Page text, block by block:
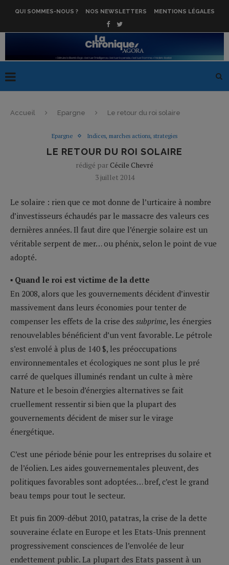
QUI SOMMES-NOUS ? NOS NEWSLETTERS MENTIONS LÉGALES
Accueil Epargne Le retour du roi solaire
Epargne Indices, marches actions, strategies
LE RETOUR DU ROI SOLAIRE
rédigé parCécile Chevré
3 juillet 2014
Le solaire : rien que ce mot donne de l’urticaire à nombre
d’investisseurs échaudés par le massacre des valeurs ces
dernières années. Il faut dire que l’énergie solaire est un
véritable serpent de mer… ou phénix, selon le point de vue
adopté.
▪ Quand le roi est victime de la dette
En 2008, alors que les gouvernements décident d’investir
massivement dans leurs économies pour tenter de
compenser les effets de la crise des subprime, les énergies
renouvelables bénéficient d’un vent favorable. Le pétrole
s’est envolé à plus de 140 $, les préoccupations
environnementales et écologiques ne sont plus le pré
carré de quelques illuminés rendant un culte à mère
Nature et le besoin d’énergies alternatives se fait
cruellement ressentir si bien que la plupart des
gouvernements décident de miser sur le virage
énergétique.
C’est une période bénie pour les entreprises du solaire et
de l’éolien. Les aides gouvernementales pleuvent, des
politiques favorables sont adoptées… bref, c’est le grand
beau temps pour tout le secteur.
Et puis fin 2009-début 2010, patatras, la crise de la dette
souveraine éclate en Europe et les Etats-Unis prennent
progressivement consciences de l’envolée de leur
endettement public. La plupart des Etats passent à un